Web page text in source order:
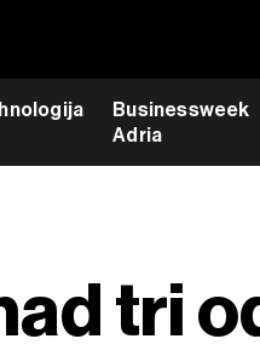
Businessweek
Adria
tri